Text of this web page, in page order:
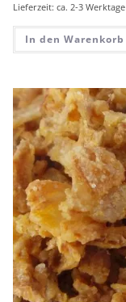
Lieferzeit: ca. 2-3 Werktage
In den Warenkorb